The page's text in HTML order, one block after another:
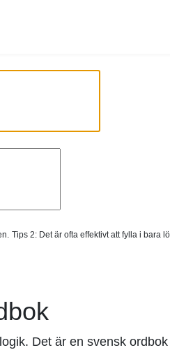
Tips 2: Det är ofta effektivt att fylla i bara
Det är en svensk